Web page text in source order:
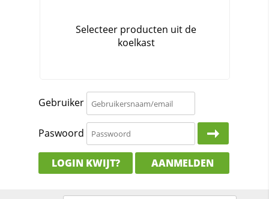
Gebruiker
Paswoord
LOGIN KWIJT? AANMELDEN